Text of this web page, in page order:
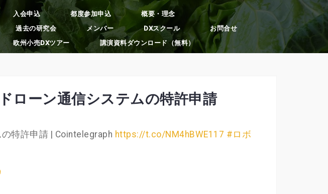
入会申込 都度参加申込
概要・理念
過去の研究会 メンバー DXスクール
お問合せ
欧州小売DXツアー
講演資料ダウンロード（無料）
ローン通信システムの特許申請
特許申請 | Cointelegraph https://t.co/NM4hBWE117 #ロボ